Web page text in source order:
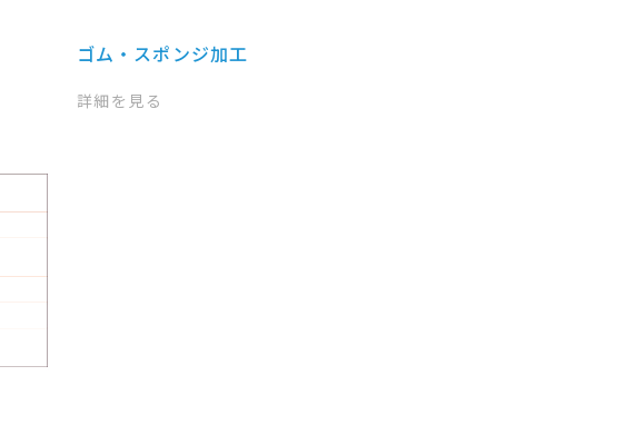
ゴム・スポンジ加工
詳細を見る